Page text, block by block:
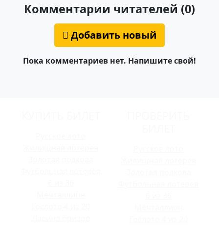
Комментарии читателей (0)
Добавить новый
Пока комментариев нет. Напишите свой!